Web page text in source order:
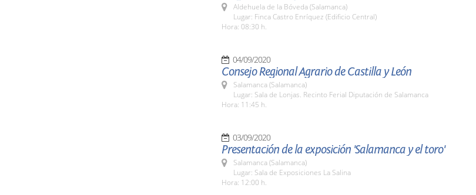
Aldehuela de la Bóveda (Salamanca)
Lugar: Finca Castro Enríquez (Edificio Central)
Hora: 08:30 h.
04/09/2020
Consejo Regional Agrario de Castilla y León
Salamanca (Salamanca)
Lugar: Sala de Lonjas. Recinto Ferial Diputación de Salamanca
Hora: 11:45 h.
03/09/2020
Presentación de la exposición 'Salamanca y el toro'
Salamanca (Salamanca)
Lugar: Sala de Exposiciones La Salina
Hora: 12:00 h.